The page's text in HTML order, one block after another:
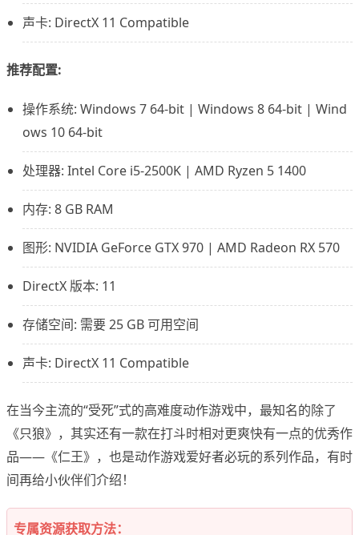
声卡: DirectX 11 Compatible
推荐配置:
操作系统: Windows 7 64-bit | Windows 8 64-bit | Wind
ows 10 64-bit
处理器: Intel Core i5-2500K | AMD Ryzen 5 1400
内存: 8 GB RAM
图形: NVIDIA GeForce GTX 970 | AMD Radeon RX 570
DirectX 版本: 11
存储空间: 需要 25 GB 可用空间
声卡: DirectX 11 Compatible
在当今主流的“受死”式的高难度动作游戏中，最知名的除了
《只狼》，其实还有一款在打斗时相对更爽快有一点的优秀作
品——《仁王》，也是动作游戏爱好者必玩的系列作品，有时
间再给小伙伴们介绍！
专属资源获取方法：